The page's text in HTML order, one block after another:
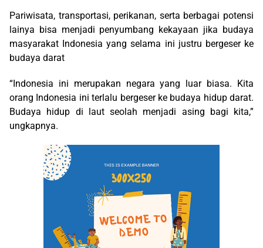
Pariwisata, transportasi, perikanan, serta berbagai potensi
lainya bisa menjadi penyumbang kekayaan jika budaya
masyarakat Indonesia yang selama ini justru bergeser ke
budaya darat
“Indonesia ini merupakan negara yang luar biasa. Kita
orang Indonesia ini terlalu bergeser ke budaya hidup darat.
Budaya hidup di laut seolah menjadi asing bagi kita,”
ungkapnya.